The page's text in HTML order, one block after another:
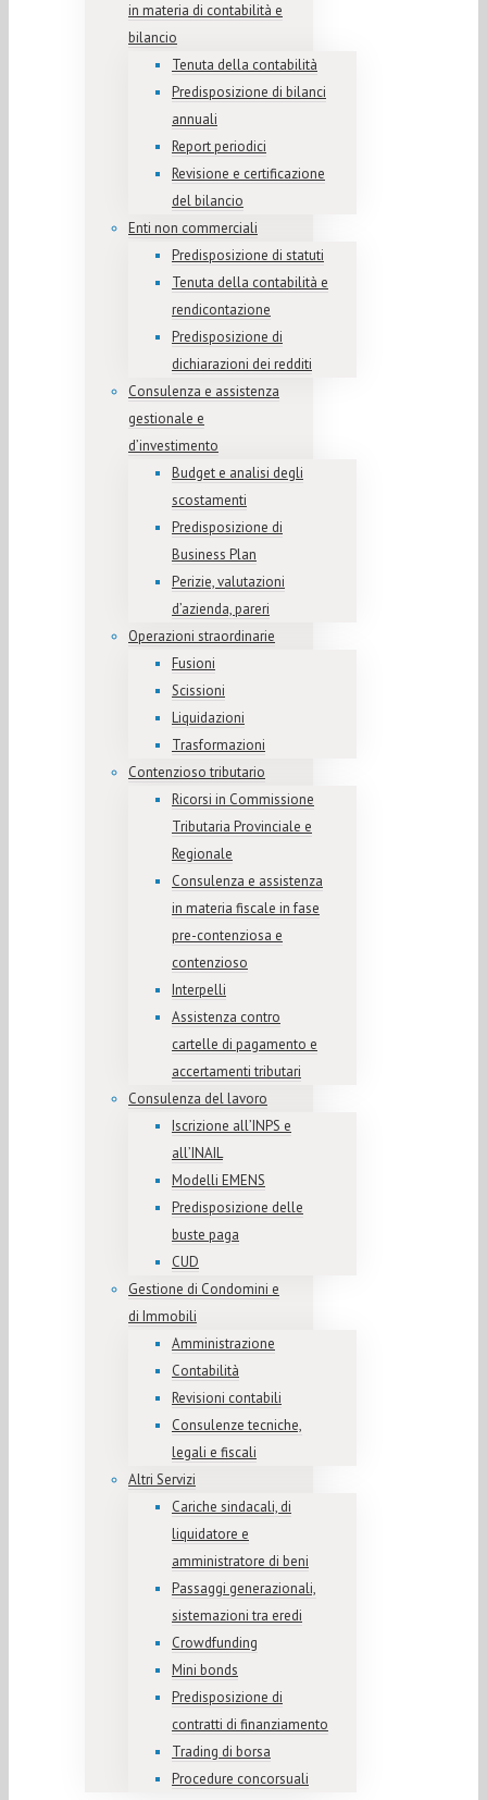
in materia di contabilità e
bilancio
Tenuta della contabilità
Predisposizione di bilanci
annuali
Report periodici
Revisione e certificazione
del bilancio
Enti non commerciali
Predisposizione di statuti
Tenuta della contabilità e
rendicontazione
Predisposizione di
dichiarazioni dei redditi
Consulenza e assistenza
gestionale e
d’investimento
Budget e analisi degli
scostamenti
Predisposizione di
Business Plan
Perizie, valutazioni
d’azienda, pareri
Operazioni straordinarie
Fusioni
Scissioni
Liquidazioni
Trasformazioni
Contenzioso tributario
Ricorsi in Commissione
Tributaria Provinciale e
Regionale
Consulenza e assistenza
in materia fiscale in fase
pre-contenziosa e
contenzioso
Interpelli
Assistenza contro
cartelle di pagamento e
accertamenti tributari
Consulenza del lavoro
Iscrizione all’INPS e
all’INAIL
Modelli EMENS
Predisposizione delle
buste paga
CUD
Gestione di Condomini e
di Immobili
Amministrazione
Contabilità
Revisioni contabili
Consulenze tecniche,
legali e fiscali
Altri Servizi
Cariche sindacali, di
liquidatore e
amministratore di beni
Passaggi generazionali,
sistemazioni tra eredi
Crowdfunding
Mini bonds
Predisposizione di
contratti di finanziamento
Trading di borsa
Procedure concorsuali